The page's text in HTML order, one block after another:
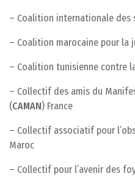
– Coalition internationale des
– Coalition marocaine pour la
– Coalition tunisienne contre
– Collectif des amis du
(CAMAN) France
– Collectif associatif pour
Maroc
– Collectif pour l’avenir des